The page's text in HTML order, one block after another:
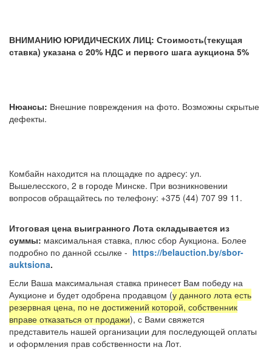
ВНИМАНИЮ ЮРИДИЧЕСКИХ ЛИЦ: Стоимость(текущая
ставка) указана с 20% НДС и первого шага аукциона 5%
Нюансы: Внешние повреждения на фото. Возможны скрытые
дефекты.
Комбайн находится на площадке по адресу: ул.
Вышелесского, 2 в городе Минске. При возникновении
вопросов обращайтесь по телефону: +375 (44) 707 99 11.
Итоговая цена выигранного Лота складывается из
суммы: максимальная ставка, плюс сбор Аукциона. Более
подробно по данной ссылке - https://belauction.by/sbor-
auktsiona.
Если Ваша максимальная ставка принесет Вам победу на
Аукционе и будет одобрена продавцом (у данного лота есть
резервная цена, по не достижений которой, собственник
вправе отказаться от продажи), с Вами свяжется
представитель нашей организации для последующей оплаты
и оформления прав собственности на Лот.